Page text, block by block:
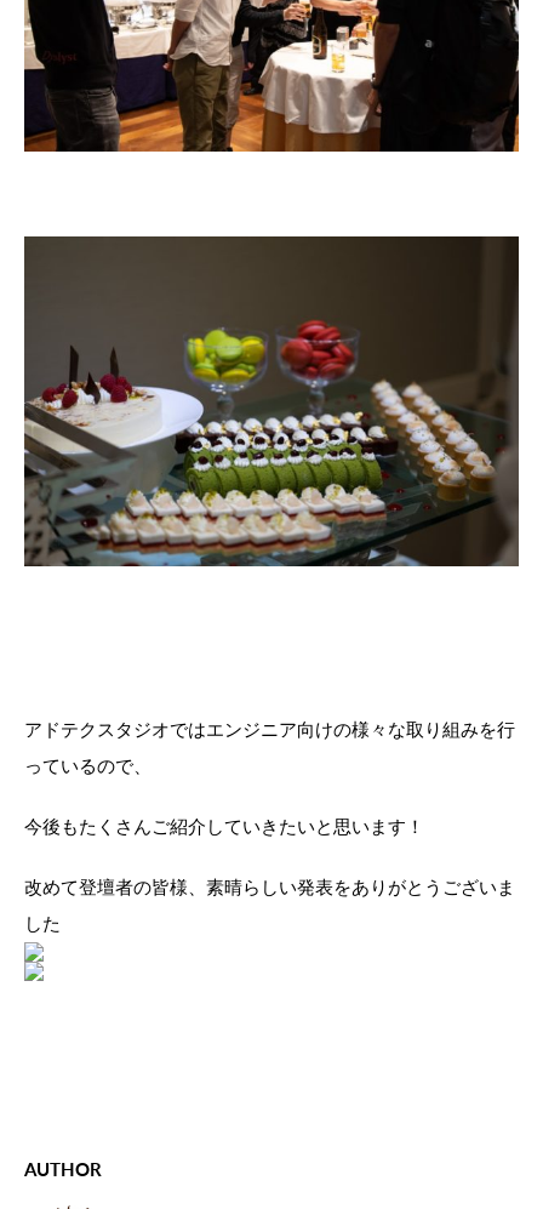
アドテクスタジオではエンジニア向けの様々な取り組みを行
っているので、
今後もたくさんご紹介していきたいと思います！
改めて登壇者の皆様、素晴らしい発表をありがとうございま
した
AUTHOR